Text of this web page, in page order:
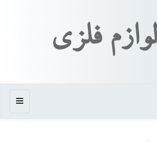
لوازم فلزی
منو